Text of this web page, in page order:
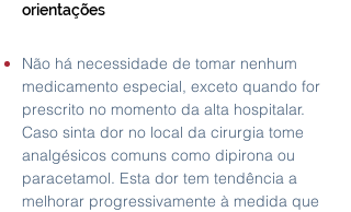
orientações
Não há necessidade de tomar nenhum
medicamento especial, exceto quando for
prescrito no momento da alta hospitalar.
Caso sinta dor no local da cirurgia tome
analgésicos comuns como dipirona ou
paracetamol. Esta dor tem tendência a
melhorar progressivamente à medida que